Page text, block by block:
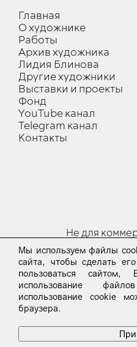
Главная
О художнике
Работы
Архив художника
Лидия Блинова
Другие художники
Выставки и проекты
Фонд
YouTube канал
Telegram канал
Контакты
Не для
©
Вопросы и
Мы используем файлы
сайта, чтобы сделать
пользоваться
использование
использование cookie
браузера.